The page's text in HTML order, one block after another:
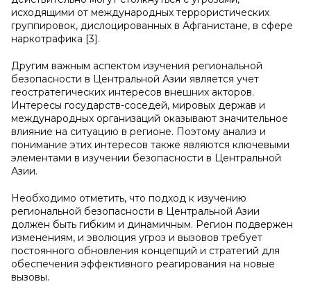
исходящими от международных террористических
группировок, дислоцированных в Афганистане, в сфере
наркотрафика [3].
Другим важным аспектом изучения региональной
безопасности в Центральной Азии является учет
геостратегических интересов внешних акторов.
Интересы государств-соседей, мировых держав и
международных организаций оказывают значительное
влияние на ситуацию в регионе. Поэтому анализ и
понимание этих интересов также являются ключевыми
элементами в изучении безопасности в Центральной
Азии.
Необходимо отметить, что подход к изучению
региональной безопасности в Центральной Азии
должен быть гибким и динамичным. Регион подвержен
изменениям, и эволюция угроз и вызовов требует
постоянного обновления концепций и стратегий для
обеспечения эффективного реагирования на новые
вызовы.